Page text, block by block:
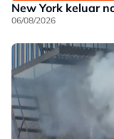
New York keluar
06/08/2026